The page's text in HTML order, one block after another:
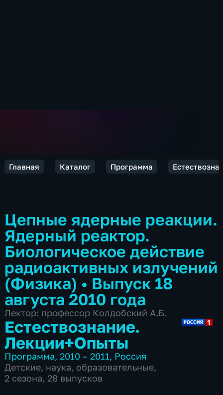
Главная Каталог Программа
Цепные ядерные реакции.
Ядерный реактор.
Биологическое действие
радиоактивных излучений
(Физика) • Выпуск 18
августа 2010 года
Лектор: профессор Колдобский А.Б.
Естествознание.
Лекции+Опыты
Программа,2010 – 2011, Россия
Детские, наука, образовательные,
2 сезона, 28 выпусков